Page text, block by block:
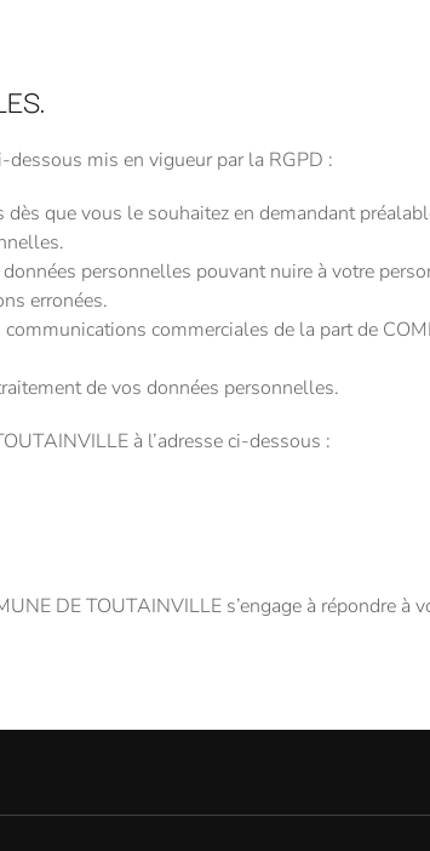
dessous mis en vigueur par la RGPD :
que vous le souhaitez en demandant
personnelles pouvant nuire à votre
erronées.
commerciales de la part de
de vos données personnelles.
à l’adresse ci-dessous :
DE TOUTAINVILLE s’engage à répondre à